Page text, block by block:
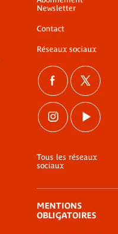
Newsletter
Contact
Réseaux sociaux
Tous les réseaux
sociaux
MENTIONS
OBLIGATOIRES